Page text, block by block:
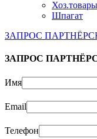
Шпагат
ЗАПРОС
ЗАПРОС
Имя
Email
Телефон